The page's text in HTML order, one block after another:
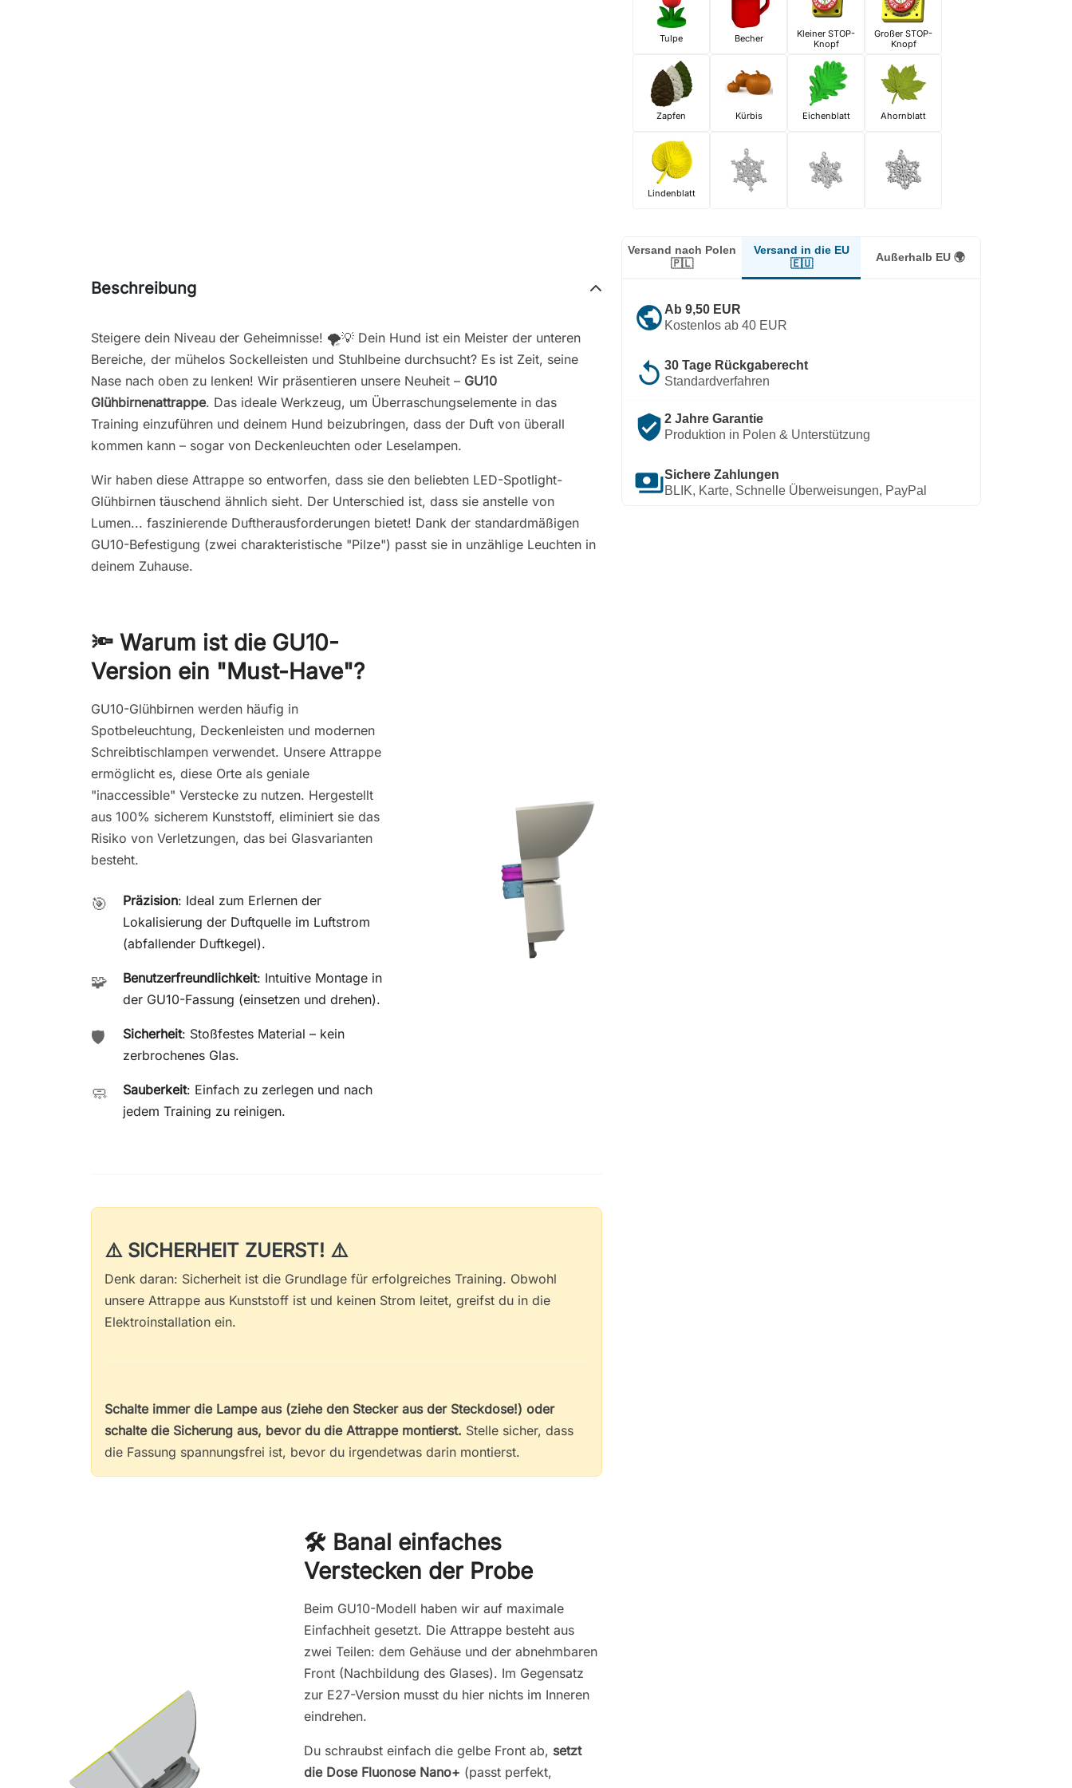
Tulpe Becher
Kleiner STOP-
Knopf
Großer STOP-
Knopf
Zapfen Kürbis Eichenblatt Ahornblatt
Lindenblatt
Versand nach Polen
🇵🇱
Versand in die EU
🇪🇺
Außerhalb EU 🌍
public Ab 9,50 EUR
Kostenlos ab 40 EUR
replay 30 Tage Rückgaberecht
Standardverfahren
verified_user 2 Jahre Garantie
Produktion in Polen & Unterstützung
paymentsSichere Zahlungen
BLIK, Karte, Schnelle Überweisungen, PayPal
Beschreibung
Steigere dein Niveau der Geheimnisse! 🌪️💡 Dein Hund ist ein Meister der unteren
Bereiche, der mühelos Sockelleisten und Stuhlbeine durchsucht? Es ist Zeit, seine
Nase nach oben zu lenken! Wir präsentieren unsere Neuheit – GU10
Glühbirnenattrappe. Das ideale Werkzeug, um Überraschungselemente in das
Training einzuführen und deinem Hund beizubringen, dass der Duft von überall
kommen kann – sogar von Deckenleuchten oder Leselampen.
Wir haben diese Attrappe so entworfen, dass sie den beliebten LED-Spotlight-
Glühbirnen täuschend ähnlich sieht. Der Unterschied ist, dass sie anstelle von
Lumen... faszinierende Duftherausforderungen bietet! Dank der standardmäßigen
GU10-Befestigung (zwei charakteristische "Pilze") passt sie in unzählige Leuchten in
deinem Zuhause.
🔦 Warum ist die GU10-
Version ein "Must-Have"?
GU10-Glühbirnen werden häufig in
Spotbeleuchtung, Deckenleisten und modernen
Schreibtischlampen verwendet. Unsere Attrappe
ermöglicht es, diese Orte als geniale
"inaccessible" Verstecke zu nutzen. Hergestellt
aus 100% sicherem Kunststoff, eliminiert sie das
Risiko von Verletzungen, das bei Glasvarianten
besteht.
🎯 Präzision: Ideal zum Erlernen der
Lokalisierung der Duftquelle im Luftstrom
(abfallender Duftkegel).
🧩 Benutzerfreundlichkeit: Intuitive Montage in
der GU10-Fassung (einsetzen und drehen).
🛡️ Sicherheit: Stoßfestes Material – kein
zerbrochenes Glas.
🧼 Sauberkeit: Einfach zu zerlegen und nach
jedem Training zu reinigen.
⚠️ SICHERHEIT ZUERST! ⚠️
Denk daran: Sicherheit ist die Grundlage für erfolgreiches Training. Obwohl
unsere Attrappe aus Kunststoff ist und keinen Strom leitet, greifst du in die
Elektroinstallation ein.
Schalte immer die Lampe aus (ziehe den Stecker aus der Steckdose!) oder
schalte die Sicherung aus, bevor du die Attrappe montierst. Stelle sicher, dass
die Fassung spannungsfrei ist, bevor du irgendetwas darin montierst.
🛠️ Banal einfaches
Verstecken der Probe
Beim GU10-Modell haben wir auf maximale
Einfachheit gesetzt. Die Attrappe besteht aus
zwei Teilen: dem Gehäuse und der abnehmbaren
Front (Nachbildung des Glases). Im Gegensatz
zur E27-Version musst du hier nichts im Inneren
eindrehen.
Du schraubst einfach die gelbe Front ab, setzt
die Dose Fluonose Nano+ (passt perfekt,